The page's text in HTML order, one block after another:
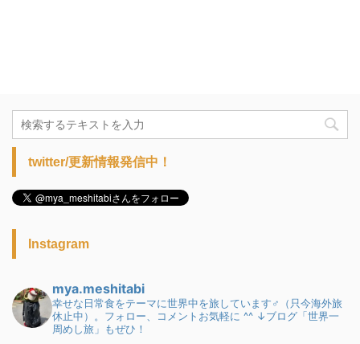
twitter/更新情報発信中！
Instagram
mya.meshitabi
幸せな日常食をテーマに世界中を旅しています♂（只今海外旅
休止中）。フォロー、コメントお気軽に ^^ ↓ブログ「世界一
周めし旅」もぜひ！